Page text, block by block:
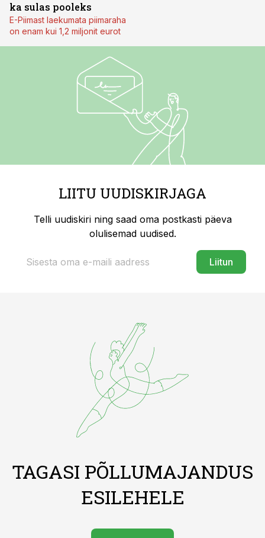
ka sulas pooleks
E-Piimast laekumata piimaraha
on enam kui 1,2 miljonit eurot
LIITU UUDISKIRJAGA
Telli uudiskiri ning saad oma postkasti päeva
olulisemad uudised.
Liitun
TAGASI PÕLLUMAJANDUS
ESILEHELE